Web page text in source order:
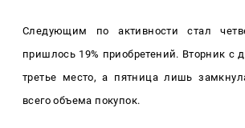
Следующим по активности стал
пришлось 19% приобретений. Вторник с
третье место, а пятница лишь
всего объема покупок.